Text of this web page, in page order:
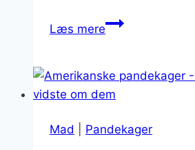
Læs mereAmerikanske
chokoladechips:
En
og
Mad Pandekager